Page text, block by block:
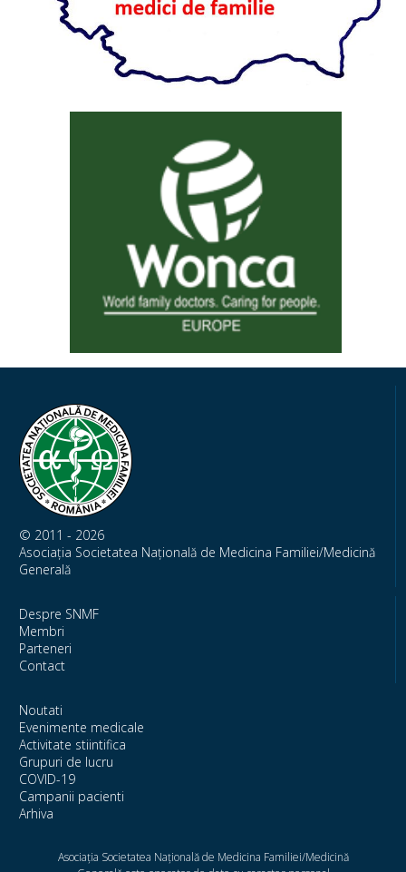
© 2011 - 2026
Asociația Societatea Națională de Medicina Familiei/Medicină
Generală
Despre SNMF
Membri
Parteneri
Contact
Noutati
Evenimente medicale
Activitate stiintifica
Grupuri de lucru
COVID-19
Campanii pacienti
Arhiva
Asociația Societatea Națională de Medicina Familiei/Medicină